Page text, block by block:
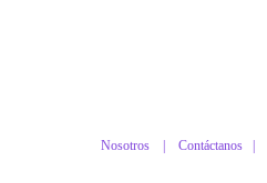
Nosotros | Contáctanos